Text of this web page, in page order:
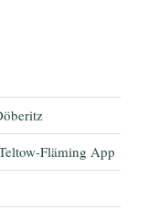
Fläming App